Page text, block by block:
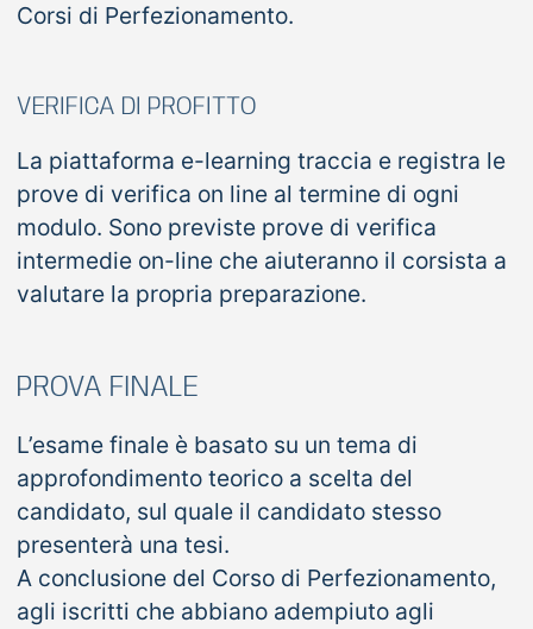
Corsi di Perfezionamento.
VERIFICA DI PROFITTO
La piattaforma e-learning traccia e registra le
prove di verifica on line al termine di ogni
modulo. Sono previste prove di verifica
intermedie on-line che aiuteranno il corsista a
valutare la propria preparazione.
PROVA FINALE
L’esame finale è basato su un tema di
approfondimento teorico a scelta del
candidato, sul quale il candidato stesso
presenterà una tesi.
A conclusione del Corso di Perfezionamento,
agli iscritti che abbiano adempiuto agli